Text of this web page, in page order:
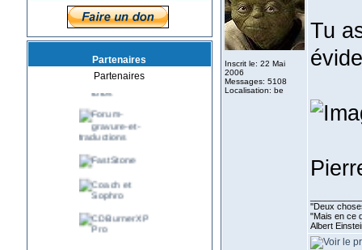
Partenaires
Partenaires
Inscrit le: 22 Mai
2006
Messages: 5108
Localisation: be
Tu
''Deux
"Mais en ce
Albert